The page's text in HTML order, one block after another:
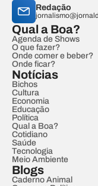
Redação
Qual a Boa?
Agenda de Shows
O que fazer?
Onde comer e beber?
Onde ficar?
Notícias
Bichos
Cultura
Economia
Educação
Política
Qual a Boa?
Cotidiano
Saúde
Tecnologia
Meio Ambiente
Blogs
Caderno Animal